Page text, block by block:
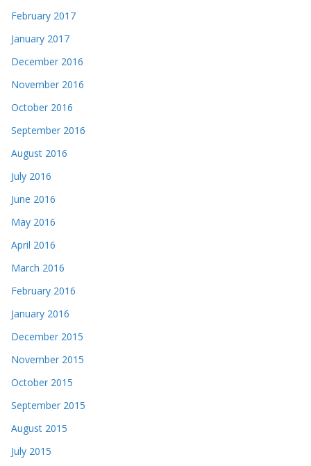
February 2017
January 2017
December 2016
November 2016
October 2016
September 2016
August 2016
July 2016
June 2016
May 2016
April 2016
March 2016
February 2016
January 2016
December 2015
November 2015
October 2015
September 2015
August 2015
July 2015